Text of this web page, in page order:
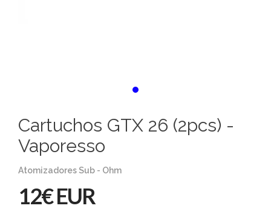
Cartuchos GTX 26 (2pcs) -
Vaporesso
Atomizadores Sub - Ohm
12€ EUR